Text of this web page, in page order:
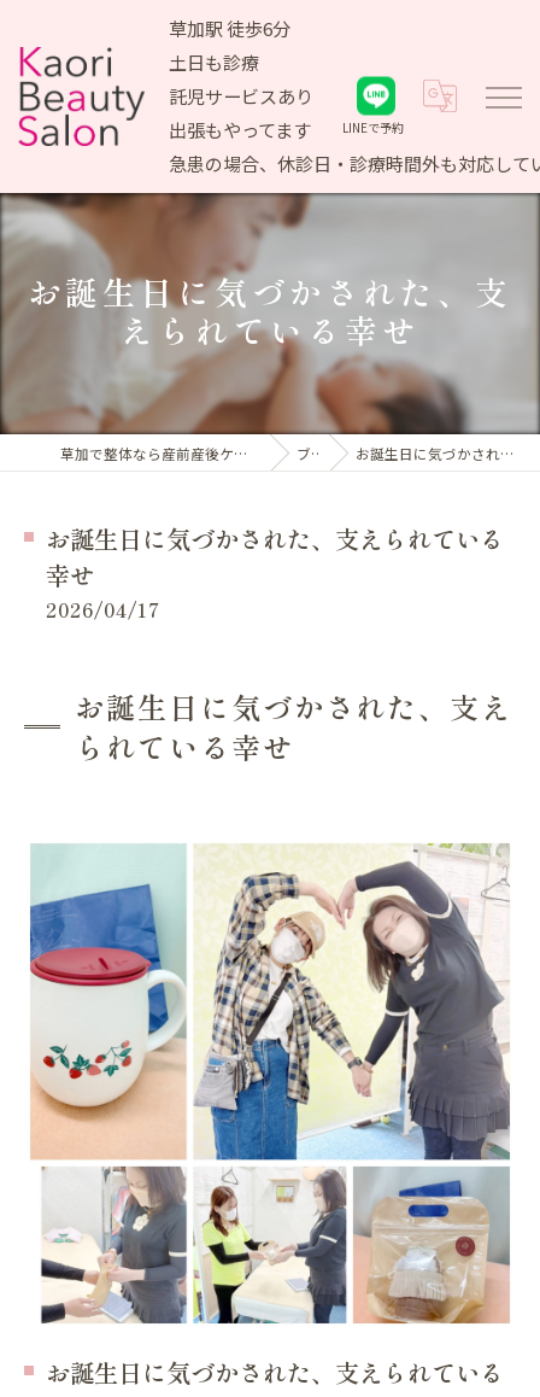
草加駅 徒歩6分
土日も診療
託児サービスあり
出張もやってます
急患の場合、休診日・診療時間外も対応して
LINEで予約
お誕生日に気づかされた、支
えられている幸せ
草加で整体なら産前産後ケア専門 かおりビューティサロン ブログ お誕生日に気づかされた、支えられている幸せ
お誕生日に気づかされた、支えられている
幸せ
2026/04/17
お誕生日に気づかされた、支え
られている幸せ
お誕生日に気づかされた、支えられている